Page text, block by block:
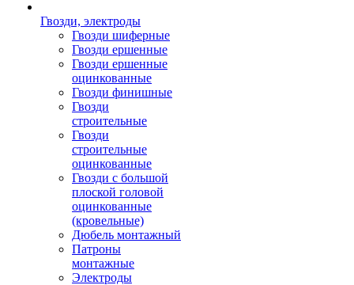
Гвозди, электроды
Гвозди шиферные
Гвозди ершенные
Гвозди ершенные
оцинкованные
Гвозди финишные
Гвозди
строительные
Гвозди
строительные
оцинкованные
Гвозди с большой
плоской головой
оцинкованные
(кровельные)
Дюбель монтажный
Патроны
монтажные
Электроды